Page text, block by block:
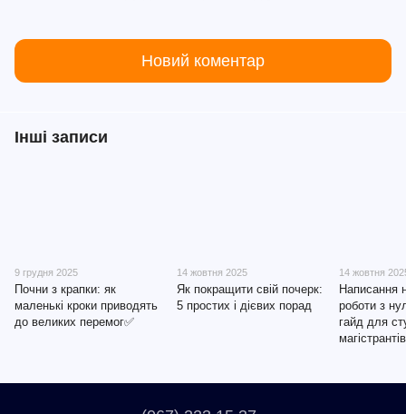
Новий коментар
Інші записи
9 грудня 2025
Почни з крапки: як
маленькі кроки приводять
до великих перемог✅
14 жовтня 2025
Як покращити свій почерк:
5 простих і дієвих порад
14 жовтня
Написання
роботи з
гайд для